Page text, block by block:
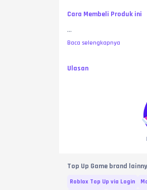
Cara Membeli Produk ini
...
Baca selengkapnya
Ulasan
Top Up Game brand
Roblox Top Up via Login